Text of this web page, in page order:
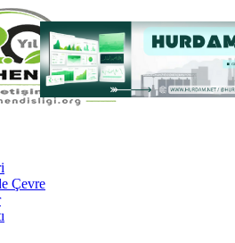
Çevre